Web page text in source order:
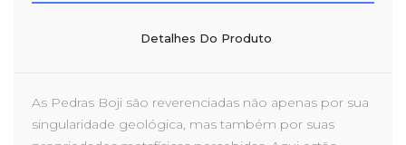
Detalhes Do Produto
As Pedras Boji são reverenciadas não apenas por sua
singularidade geológica, mas também por suas